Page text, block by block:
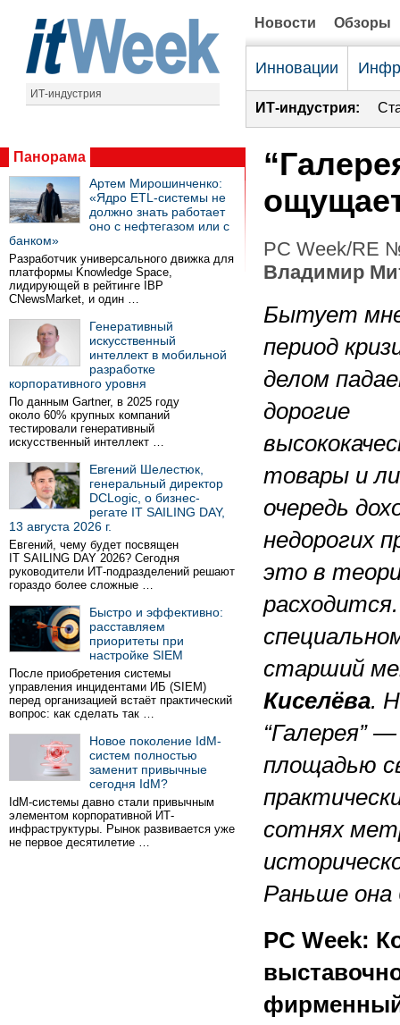
ИТ-индустрия
Новости Обзоры
Инновации
ИТ-индустрия:
Панорама
Артем Мирошинченко:
«Ядро ETL-системы не
должно знать работает
оно с нефтегазом или с
банком»
Разработчик универсального движка для
платформы Knowledge Space,
лидирующей в рейтинге IBP
CNewsMarket, и один …
Генеративный
искусственный
интеллект в мобильной
разработке
корпоративного уровня
По данным Gartner, в 2025 году
около 60% крупных компаний
тестировали генеративный
искусственный интеллект …
Евгений Шелестюк,
генеральный директор
DCLogic, о бизнес-
регате IT SAILING DAY,
13 августа 2026 г.
Евгений, чему будет посвящен
IT SAILING DAY 2026? Сегодня
руководители ИТ-подразделений решают
гораздо более сложные …
Быстро и эффективно:
расставляем
приоритеты при
настройке SIEM
После приобретения системы
управления инцидентами ИБ (SIEM)
перед организацией встаёт практический
вопрос: как сделать так …
Новое поколение IdM-
систем полностью
заменит привычные
сегодня IdM?
IdM-системы давно стали привычным
элементом корпоративной ИТ-
инфраструктуры. Рынок развивается уже
не первое десятилетие …
PC Week/RE
Владимир
Бытует
период
делом
дорогие
товары и
очередь
недорогих
это в
старший
Киселёва.
“Галерея”
площадью
сотнях
Раньше
PC Week: